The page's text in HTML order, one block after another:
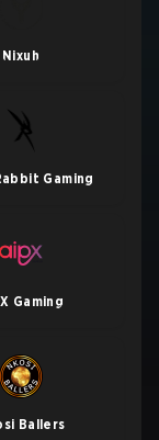
Nixuh
Gaming
Gaming
Ballers